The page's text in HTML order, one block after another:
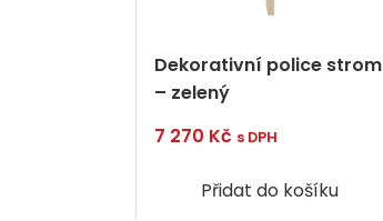
Dekorativní police strom
– zelený
7 270 Kč s DPH
Přidat do košíku